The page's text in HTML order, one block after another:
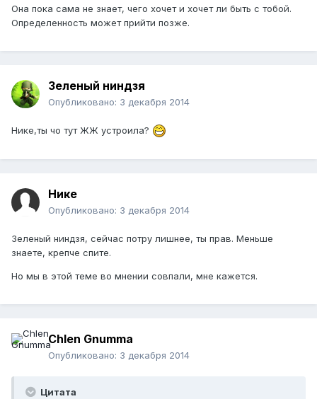
Она пока сама не знает, чего хочет и хочет ли быть с тобой.
Определенность может прийти позже.
Зеленый ниндзя
Опубликовано: 3 декабря 2014
Нике,ты чо тут ЖЖ устроила?
Нике
Опубликовано: 3 декабря 2014
Зеленый ниндзя, сейчас потру лишнее, ты прав. Меньше
знаете, крепче спите.
Но мы в этой теме во мнении совпали, мне кажется.
Chlen Gnumma
Опубликовано: 3 декабря 2014
Цитата